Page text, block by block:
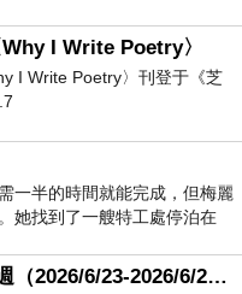
們偶爾會引進 C
I Write Poetry〉
I Write Poetry〉刊登于《芝
一半的時間就能完成，但梅麗
她找到了一艘特工處停泊在
週間農居第284週（2026/6/23-2026/6/24) 夏至 金黃稻浪洋溢豐收喜悅